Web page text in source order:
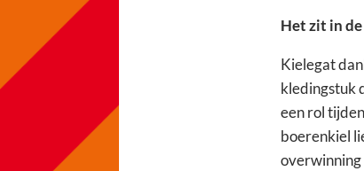
Het zit in
Kielegat
kledingstuk
een rol
boerenkiel
overwinning